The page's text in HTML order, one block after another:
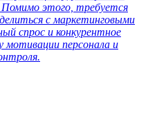
Помимо этого, требуется
с маркетинговыми
спрос и конкурентное
персонала и